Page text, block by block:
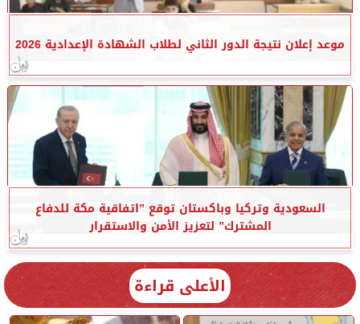
موعد إعلان نتيجة الدور الثاني لطلاب الشهادة الإعدادية 2026
السعودية وتركيا وباكستان توقع ”اتفاقية مكة للدفاع
المشترك” لتعزيز الأمن والاستقرار
الأعلى قراءة